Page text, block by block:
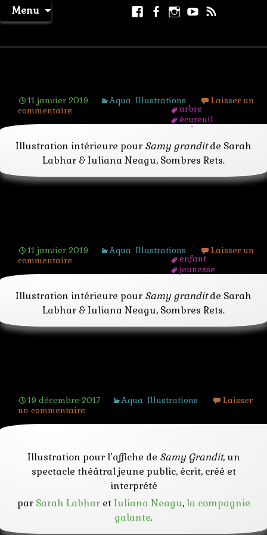
Menu
Aller
au
Facebook
Facebook
page
Instagram
Youtube
11 janvier 2019 Aqua Illustrations
arbre
écureuil
enfant
fille
forêt
nymphe
Laisser un
commentaire
Illustration intérieure pour Samy granditde Sarah
Labhar & Iuliana Neagu, Sombres Rets.
11 janvier 2019 Aqua Illustrations
enfant
jeunesse
musique
placard
théâtre
Laisser un
commentaire
Illustration intérieure pour Samy granditde Sarah
Labhar & Iuliana Neagu, Sombres Rets.
19 décembre 2017 Aqua Illustrations
Laisser
un commentaire
Illustration pour l’affiche de Samy Grandit, un
spectacle théâtral jeune public, écrit, créé et
interprété
par Sarah LabharetIuliana Neagu, la compagnie
galante.